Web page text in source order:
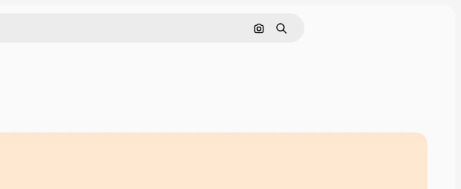
Pesquisar por imagem
Buscar